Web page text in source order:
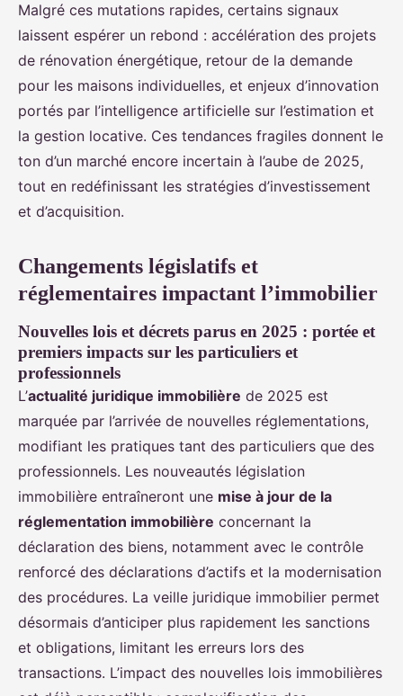
Malgré ces mutations rapides, certains signaux
laissent espérer un rebond : accélération des projets
de rénovation énergétique, retour de la demande
pour les maisons individuelles, et enjeux d’innovation
portés par l’intelligence artificielle sur l’estimation et
la gestion locative. Ces tendances fragiles donnent le
ton d’un marché encore incertain à l’aube de 2025,
tout en redéfinissant les stratégies d’investissement
et d’acquisition.
Changements législatifs et
réglementaires impactant l’immobilier
Nouvelles lois et décrets parus en 2025 : portée et
premiers impacts sur les particuliers et
professionnels
L’actualité juridique immobilière de 2025 est
marquée par l’arrivée de nouvelles réglementations,
modifiant les pratiques tant des particuliers que des
professionnels. Les nouveautés législation
immobilière entraîneront une mise à jour de la
réglementation immobilière concernant la
déclaration des biens, notamment avec le contrôle
renforcé des déclarations d’actifs et la modernisation
des procédures. La veille juridique immobilier permet
désormais d’anticiper plus rapidement les sanctions
et obligations, limitant les erreurs lors des
transactions. L’impact des nouvelles lois immobilières